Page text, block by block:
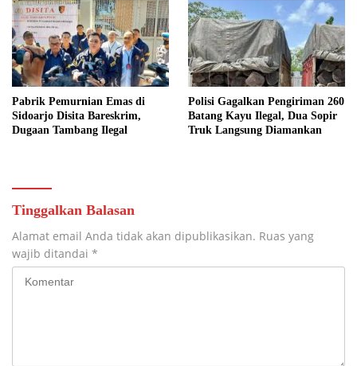
Pabrik Pemurnian Emas di
Sidoarjo Disita Bareskrim,
Dugaan Tambang Ilegal
Polisi Gagalkan Pengiriman 260
Batang Kayu Ilegal, Dua Sopir
Truk Langsung Diamankan
Tinggalkan Balasan
Alamat email Anda tidak akan dipublikasikan. Ruas yang
wajib ditandai *